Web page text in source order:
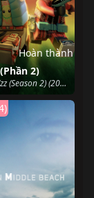
2)
LEGO DREAMZzz (Season 2) (2024)
Hoàn thành